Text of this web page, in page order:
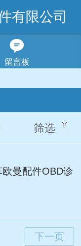
有限公司
留言板
筛选
曼配件OBD诊